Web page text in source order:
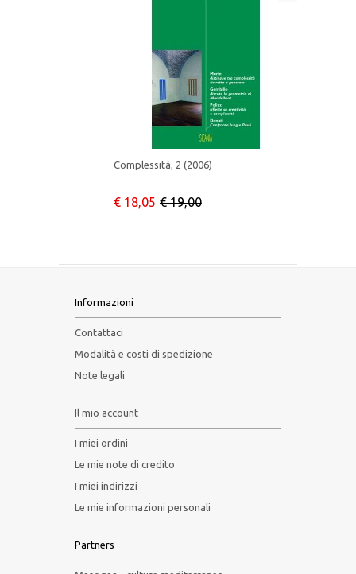
Complessità, 2 (2006)
€ 18,05 € 19,00
Informazioni
Contattaci
Modalità e costi di spedizione
Note legali
Il mio account
I miei ordini
Le mie note di credito
I miei indirizzi
Le mie informazioni personali
Partners